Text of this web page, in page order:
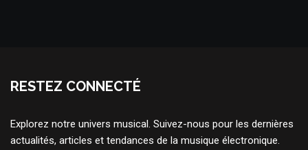
RESTEZ CONNECTÉ
Explorez notre univers musical. Suivez-nous pour les dernières
actualités, articles et tendances de la musique électronique.